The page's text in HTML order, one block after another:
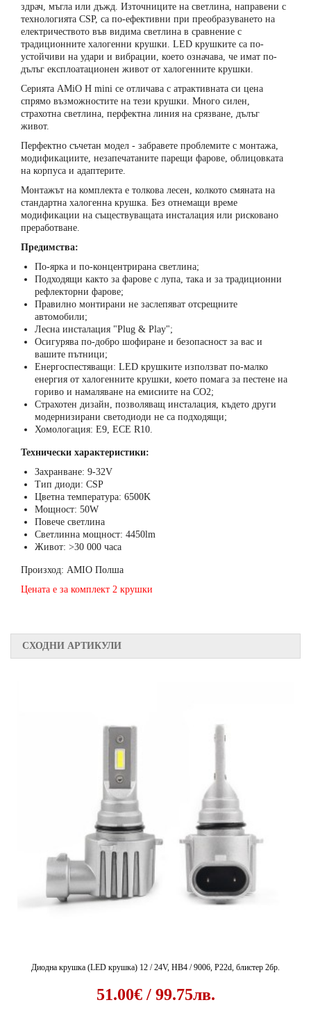
здрач, мъгла или дъжд. Източниците на светлина, направени с
технологията CSP, са по-ефективни при преобразуването на
електричеството във видима светлина в сравнение с
традиционните халогенни крушки. LED крушките са по-
устойчиви на удари и вибрации, което означава, че имат по-
дълъг експлоатационен живот от халогенните крушки.
Серията AMiO H mini се отличава с атрактивната си цена
спрямо възможностите на тези крушки. Много силен,
страхотна светлина, перфектна линия на срязване, дълъг
живот.
Перфектно съчетан модел - забравете проблемите с монтажа,
модификациите, незапечатаните парещи фарове, облицовката
на корпуса и адаптерите.
Монтажът на комплекта е толкова лесен, колкото смяната на
стандартна халогенна крушка. Без отнемащи време
модификации на съществуващата инсталация или рисковано
преработване.
Предимства:
По-ярка и по-концентрирана светлина;
Подходящи както за фарове с лупа, така и за традиционни
рефлекторни фарове;
Правилно монтирани не заслепяват отсрещните
автомобили;
Лесна инсталация "Plug & Play";
Осигурява по-добро шофиране и безопасност за вас и
вашите пътници;
Енергоспестяващи: LED крушките използват по-малко
енергия от халогенните крушки, което помага за пестене на
гориво и намаляване на емисиите на CO2;
Страхотен дизайн, позволяващ инсталация, където други
модернизирани светодиоди не са подходящи;
Хомологация: E9, ECE R10.
Технически характеристики:
Захранване: 9-32V
Тип диоди: CSP
Цветна температура: 6500K
Мощност: 50W
Повече светлина
Светлинна мощност: 4450lm
Живот: >30 000 часа
Произход: AMIO Полша
Цената е за комплект 2 крушки
СХОДНИ АРТИКУЛИ
Диодна крушка (LED крушка) 12 / 24V, HB4 / 9006, P22d, блистер 2бр.
51.00€ / 99.75лв.